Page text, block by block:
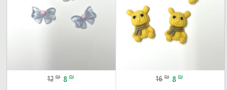
16 ₪ 8 ₪
12 ₪ 8 ₪